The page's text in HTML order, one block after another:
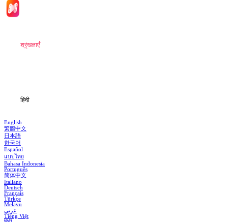
श्रृंखलाएँ
हिंदी
English
繁體中文
日本語
한국어
Español
แบบไทย
Bahasa Indonesia
Português
简体中文
Italiano
Deutsch
Français
Türkçe
Melayu
عربي
Tiếng Việt